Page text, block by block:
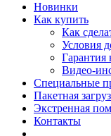
Новинки
Как купить
Как
Условия
Гарантия
Видео-
Специальные
Пакетная
Экстренная
Контакты